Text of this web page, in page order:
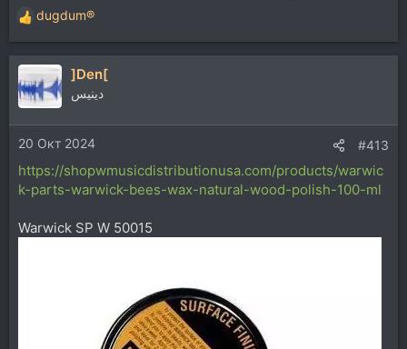
Сейчас много же всего нового. Только не краску/лак.
В домашних условиях это сложно, да и говорил уже
выше - хочу деревяху оставить. Там красивое)) Типа
узор "кап".
Теоретиков прошу проходить мимо, хотя советы
приветствуются .))
P. S. Если тема будет нужная и полезная, можно
Р
е
а
ц
и
и
:
dugdum®
]Den[
دينيس
20 Окт 2024 #413
https://shopwmusicdistributionusa.com/products/warwic
k-parts-warwick-bees-wax-natural-wood-polish-100-ml
Warwick SP W 50015